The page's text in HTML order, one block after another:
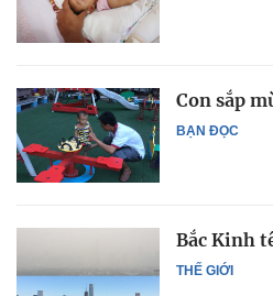
BẠN ĐỌC
Con sắp
THẾ GIỚI
Bắc Kinh